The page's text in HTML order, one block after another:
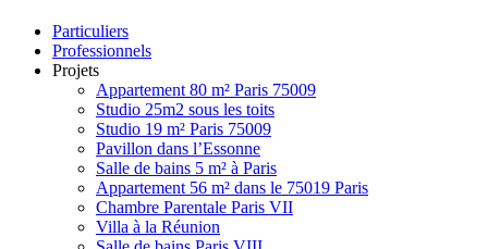
search
Menu
Particuliers
Professionnels
Projets
Appartement 80 m² Paris 75009
Studio 25m2 sous les toits
Studio 19 m² Paris 75009
Pavillon dans l’Essonne
Salle de bains 5 m² à Paris
Appartement 56 m² dans le 75019 Paris
Chambre Parentale Paris VII
Villa à la Réunion